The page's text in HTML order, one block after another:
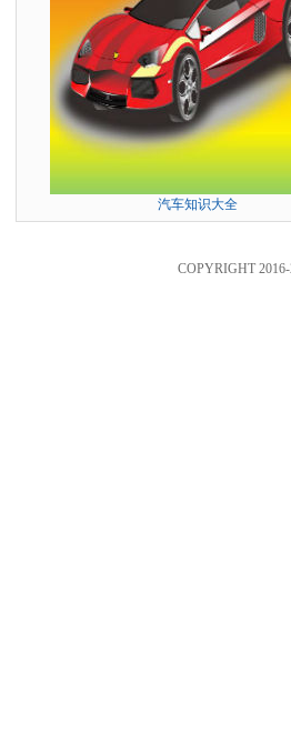
汽车知识大全
COPYRIGHT